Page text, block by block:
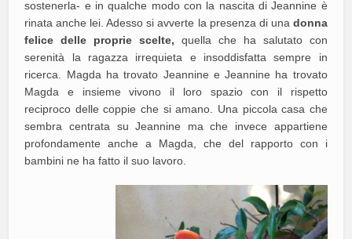
sostenerla- e in qualche modo con la nascita di Jeannine è
rinata anche lei. Adesso si avverte la presenza di una donna
felice delle proprie scelte, quella che ha salutato con
serenità la ragazza irrequieta e insoddisfatta sempre in
ricerca. Magda ha trovato Jeannine e Jeannine ha trovato
Magda e insieme vivono il loro spazio con il rispetto
reciproco delle coppie che si amano. Una piccola casa che
sembra centrata su Jeannine ma che invece appartiene
profondamente anche a Magda, che del rapporto con i
bambini ne ha fatto il suo lavoro.